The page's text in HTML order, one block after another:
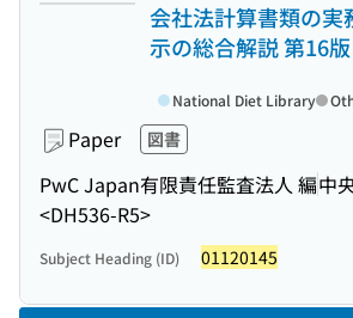
会社法計算書類の実
示の総合解説 第16版
Paper 図書
PwC Japan有限責任監査法人 編中
<DH536-R5>
National Diet Library
Subject Heading (ID) 01120145